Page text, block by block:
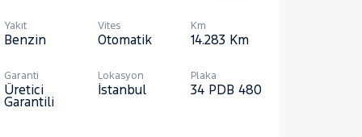
Yakıt
Benzin
Vites
Otomatik
Km
14.283 Km
Garanti
Üretici
Garantili
Lokasyon
İstanbul
Plaka
34 PDB 480